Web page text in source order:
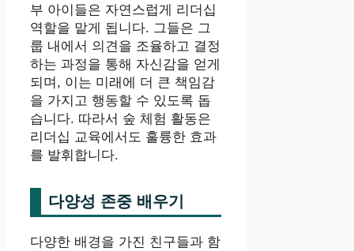
부 아이들은 자연스럽게 리더십
역할을 맡게 됩니다. 그들은 그
룹 내에서 의견을 조율하고 결정
하는 과정을 통해 자신감을 얻게
되며, 이는 미래에 더 큰 책임감
을 가지고 행동할 수 있도록 돕
습니다. 따라서 숲 체험 활동은
리더십 교육에서도 훌륭한 효과
를 발휘합니다.
다양성 존중 배우기
다양한 배경을 가진 친구들과 함